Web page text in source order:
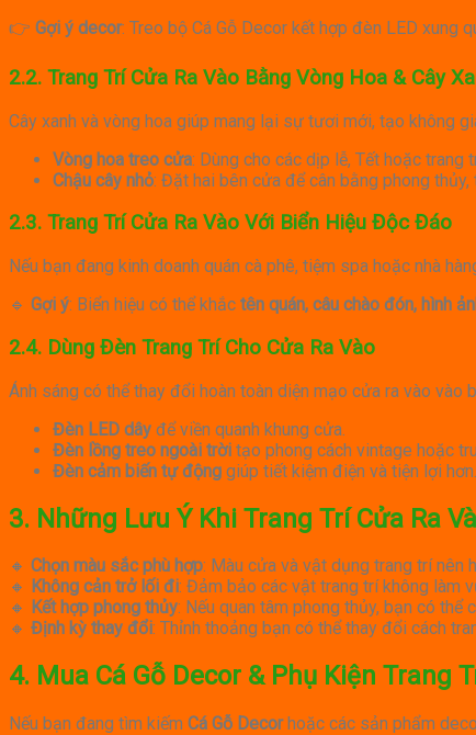
👉 Gợi ý decor: Treo bộ Cá Gỗ Decor kết hợp đèn LED xung
2.2. Trang Trí Cửa Ra Vào Bằng Vòng Hoa & Cây
Cây xanh và vòng hoa giúp mang lại sự tươi mới, tạo không
Vòng hoa treo cửa: Dùng cho các dịp lễ, Tết hoặc trang
Chậu cây nhỏ: Đặt hai bên cửa để cân bằng phong thủy,
2.3. Trang Trí Cửa Ra Vào Với Biển Hiệu Độc Đáo
Nếu bạn đang kinh doanh quán cà phê, tiệm spa hoặc nhà
🔹 Gợi ý: Biển hiệu có thể khắc tên quán, câu chào đón, hình
2.4. Dùng Đèn Trang Trí Cho Cửa Ra Vào
Ánh sáng có thể thay đổi hoàn toàn diện mạo cửa ra vào vào
Đèn LED dây để viền quanh khung cửa.
Đèn lồng treo ngoài trời tạo phong cách vintage hoặc
Đèn cảm biến tự động giúp tiết kiệm điện và tiện lợi hơn.
3. Những Lưu Ý Khi Trang Trí Cửa Ra
🔸 Chọn màu sắc phù hợp: Màu cửa và vật dụng trang trí nên
🔸 Không cản trở lối đi: Đảm bảo các vật trang trí không làm
🔸 Kết hợp phong thủy: Nếu quan tâm phong thủy, bạn có
🔸 Định kỳ thay đổi: Thỉnh thoảng bạn có thể thay đổi cách
4. Mua Cá Gỗ Decor & Phụ Kiện Trang
Nếu bạn đang tìm kiếm Cá Gỗ Decorhoặc các sản phẩm